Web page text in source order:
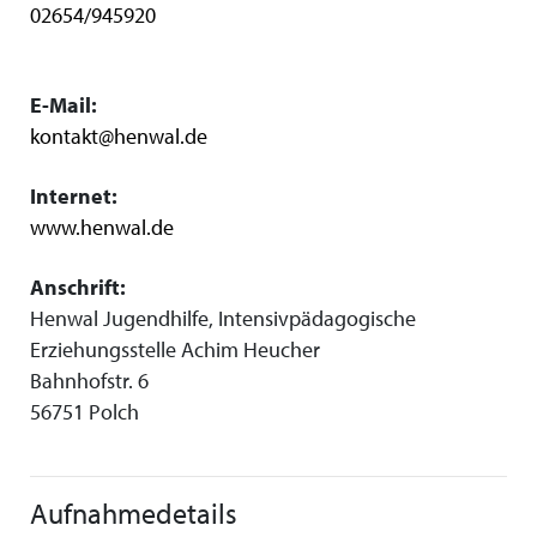
02654/945920
E-Mail:
kontakt@henwal.de
Internet:
www.henwal.de
Anschrift:
Henwal Jugendhilfe, Intensivpädagogische
Erziehungsstelle Achim Heucher
Bahnhofstr. 6
56751 Polch
Aufnahmedetails